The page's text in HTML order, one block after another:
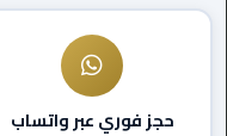
راس
حجز فوري عبر واتساب